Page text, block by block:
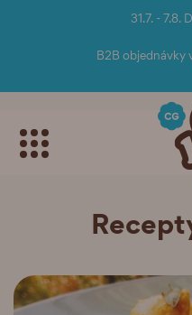
31.7. - 7.8.
B2B objednávky